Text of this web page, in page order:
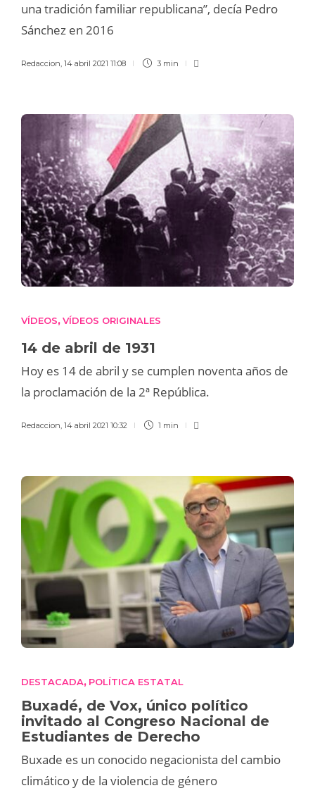
una tradición familiar republicana”, decía Pedro
Sánchez en 2016
Redaccion, 14 abril 2021 11:08 3 min
VÍDEOS, VÍDEOS ORIGINALES
14 de abril de 1931
Hoy es 14 de abril y se cumplen noventa años de
la proclamación de la 2ª República.
Redaccion 14 abril 2021 10:32 1 min
DESTACADA, POLÍTICA ESTATAL
Buxadé, de Vox, único político
invitado al Congreso Nacional de
Estudiantes de Derecho
Buxade es un conocido negacionista del cambio
climático y de la violencia de género